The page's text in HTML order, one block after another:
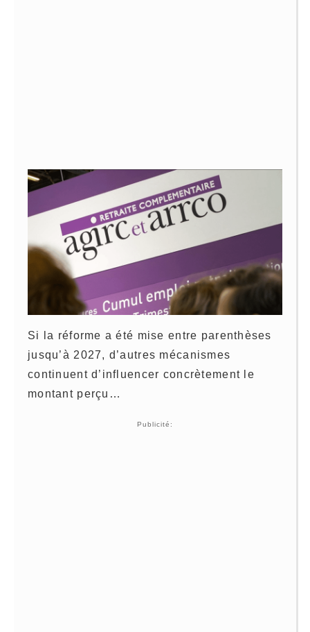
Si la réforme a été mise entre parenthèses
jusqu’à 2027, d’autres mécanismes
continuent d’influencer concrètement le
montant perçu…
Publicité: